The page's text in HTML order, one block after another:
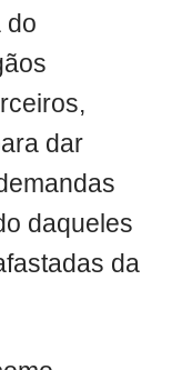
do
dar
daqueles
da